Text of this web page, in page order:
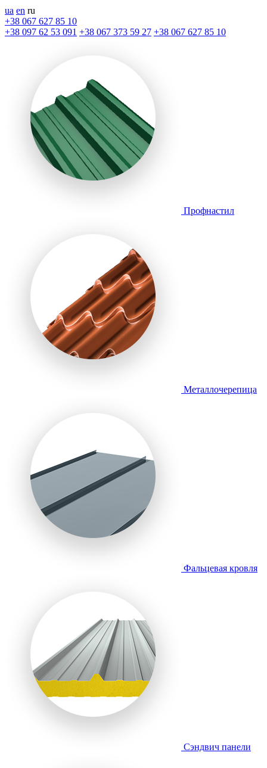
ua en ru
+38 067 627 85 10
+38 097 62 53 091 +38 067 373 59 27 +38 067 627 85 10
Профнастил
Металлочерепица
Фальцевая кровля
Сэндвич панели